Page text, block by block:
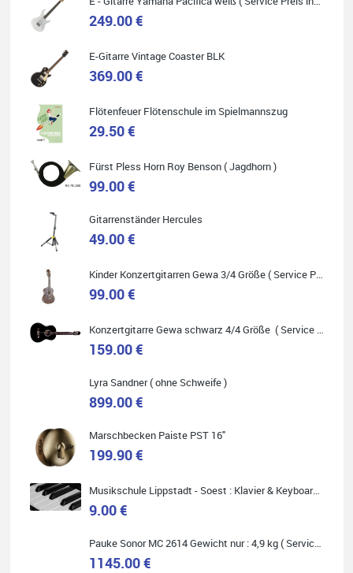
Quelle: Google-Rezension
Helene Balluff
Das Musikhaus Stöppel ist super!
Ich habe eine Westerngitarre gekauft.
Die Qualität und das Preis-Leistungsverhältnis sind erstaunlich.
möchte.
Carsten Spiegel
Ich war auf der Suche nach einem neuen Keyboard und bin
telefonisch. Nachdem die Entscheidung zum Kauf gefallen war,
wurde alles zusammengestellt, so dass ich alles nur noch
abholen musste. Top!
Quelle: Google-Rezension
249.00 €
E-Gitarre Vintage Coaster BLK
369.00 €
Flötenfeuer Flötenschule im Spielmannszug
29.50 €
Fürst Pless Horn Roy Benson ( Jagdhorn )
99.00 €
Gitarrenständer Hercules
49.00 €
Kinder Konzertgitarren Gewa 3/4 Größe ( Service Preis inkl. Werkstatt Service )
99.00 €
Konzertgitarre Gewa schwarz 4/4 Größe ( Service Preis inkl. Werkstatt Service )
159.00 €
Lyra Sandner ( ohne Schweife )
899.00 €
Marschbecken Paiste PST 16"
199.90 €
Musikschule Lippstadt - Soest : Klavier & Keyboardunterricht
9.00 €
Pauke Sonor MC 2614 Gewicht nur : 4,9 kg ( Service Preis inkl. Werkstatt Service )
1145.00 €